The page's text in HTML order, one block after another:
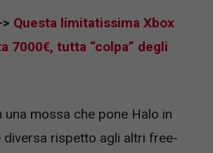
Questa limitatissima Xbox
7000€, tutta “colpa” degli
una mossa che pone Halo in
diversa rispetto agli altri free-